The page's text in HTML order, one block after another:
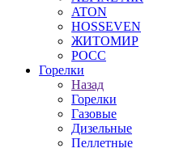
ATON
HOSSEVEN
ЖИТОМИР
РОСС
Горелки
Назад
Горелки
Газовые
Дизельные
Пеллетные